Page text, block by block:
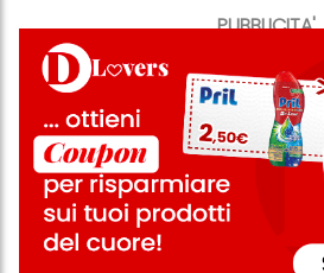
PUBBLICITA'